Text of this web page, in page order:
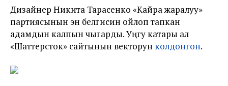
Дизайнер Никита Тарасенко «Кайра жаралуу»
партиясынын эн белгисин ойлоп тапкан
адамдын калпын чыгарды. Уңгу катары ал
«Шаттерсток» сайтынын векторун колдонгон.